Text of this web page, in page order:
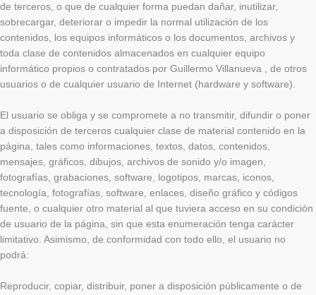
de terceros, o que de cualquier forma puedan dañar, inutilizar,
sobrecargar, deteriorar o impedir la normal utilización de los
contenidos, los equipos informáticos o los documentos, archivos y
toda clase de contenidos almacenados en cualquier equipo
informático propios o contratados por Guillermo Villanueva , de otros
usuarios o de cualquier usuario de Internet (hardware y software).
El usuario se obliga y se compromete a no transmitir, difundir o poner
a disposición de terceros cualquier clase de material contenido en la
página, tales como informaciones, textos, datos, contenidos,
mensajes, gráficos, dibujos, archivos de sonido y/o imagen,
fotografías, grabaciones, software, logotipos, marcas, iconos,
tecnología, fotografías, software, enlaces, diseño gráfico y códigos
fuente, o cualquier otro material al que tuviera acceso en su condición
de usuario de la página, sin que esta enumeración tenga carácter
limitativo. Asimismo, de conformidad con todo ello, el usuario no
podrá:
Reproducir, copiar, distribuir, poner a disposición públicamente o de